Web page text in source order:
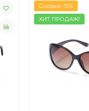
Скидка -15%
ХИТ ПРОДАЖ!